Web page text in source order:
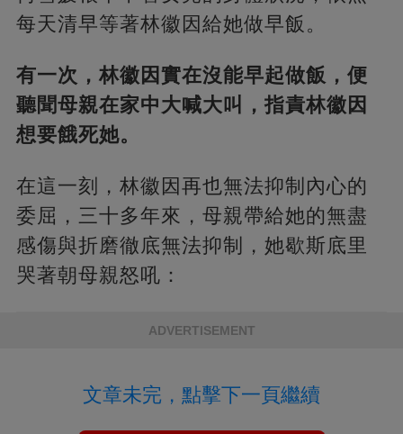
每天清早等著林徽因給她做早飯。
有一次，林徽因實在沒能早起做飯，便
聽聞母親在家中大喊大叫，指責林徽因
想要餓死她。
在這一刻，林徽因再也無法抑制內心的
委屈，三十多年來，母親帶給她的無盡
感傷與折磨徹底無法抑制，她歇斯底里
哭著朝母親怒吼：
ADVERTISEMENT
文章未完，點擊下一頁繼續